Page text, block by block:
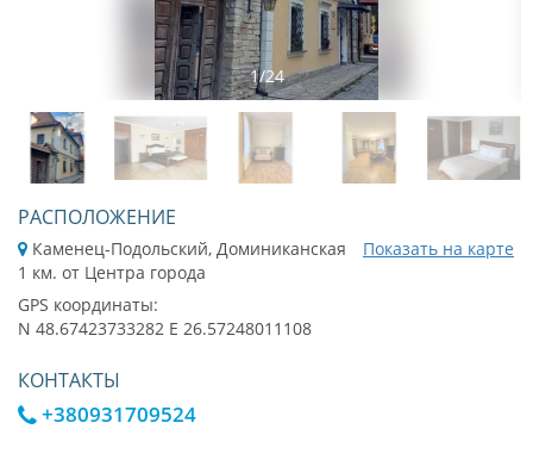
1/24
РАСПОЛОЖЕНИЕ
Каменец-Подольский, Доминиканская
Показать на карте
1 км. от Центра города
GPS координаты:
N 48.67423733282 E 26.57248011108
КОНТАКТЫ
+380931709524